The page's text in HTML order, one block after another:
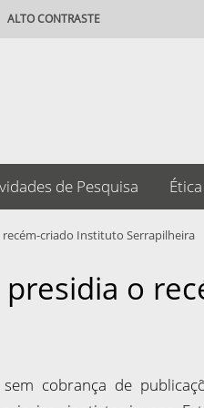
ALTO CONTRASTE
de Pesquisa Ética
recém-criado Instituto Serrapilheira
o
cobrança de